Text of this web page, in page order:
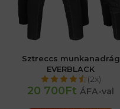
Sztreccs munkanadrág
EVERBLACK
(2x)
20 700Ft ÁFA-val